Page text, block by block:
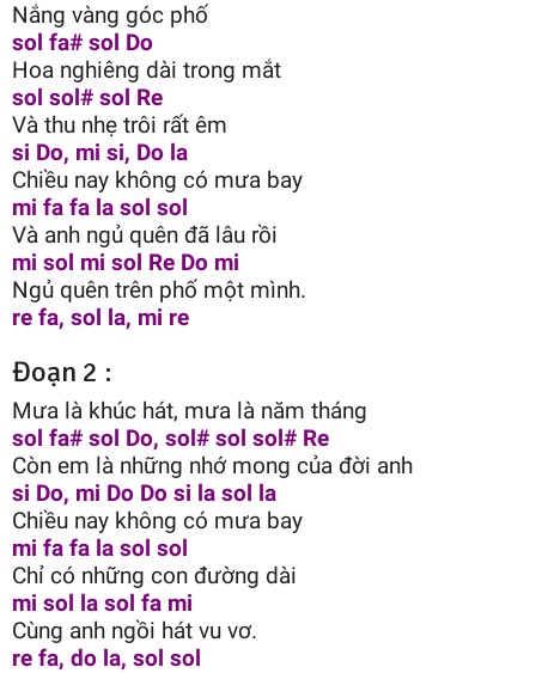
Nắng vàng góc phố
sol fa# sol Do
Hoa nghiêng dài trong mắt
sol sol# sol Re
Và thu nhẹ trôi rất êm
si Do, mi si, Do la
Chiều nay không có mưa bay
mi fa fa la sol sol
Và anh ngủ quên đã lâu rồi
mi sol mi sol Re Do mi
Ngủ quên trên phố một mình.
re fa, sol la, mi re
Đoạn 2 :
Mưa là khúc hát, mưa là năm tháng
sol fa# sol Do, sol# sol sol# Re
Còn em là những nhớ mong của đời anh
si Do, mi Do Do si la sol la
Chiều nay không có mưa bay
mi fa fa la sol sol
Chỉ có những con đường dài
mi sol la sol fa mi
Cùng anh ngồi hát vu vơ.
re fa, do la, sol sol